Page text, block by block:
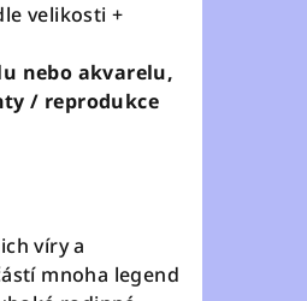
velikosti +
nebo akvarelu,
/ reprodukce
víry a
mnoha legend